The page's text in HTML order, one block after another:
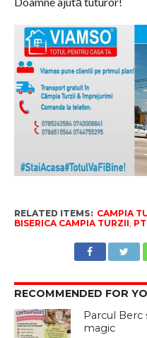
RELATED ITEMS: CAMPIA
BISERICA CAMPIA TURZII
RECOMMENDED FOR
Parcul
magic